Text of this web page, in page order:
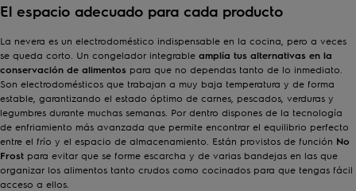
El espacio adecuado para cada producto
La nevera es un electrodoméstico indispensable en la cocina, pero a veces
se queda corto. Un congelador integrable amplía tus alternativas en la
conservación de alimentos para que no dependas tanto de lo inmediato.
Son electrodomésticos que trabajan a muy baja temperatura y de forma
estable, garantizando el estado óptimo de carnes, pescados, verduras y
legumbres durante muchas semanas. Por dentro dispones de la tecnología
de enfriamiento más avanzada que permite encontrar el equilibrio perfecto
entre el frío y el espacio de almacenamiento. Están provistos de función No
Frost para evitar que se forme escarcha y de varias bandejas en las que
organizar los alimentos tanto crudos como cocinados para que tengas fácil
acceso a ellos.